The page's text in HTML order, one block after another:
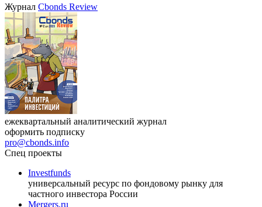
VIII международная конференция «Рынок капитала
Республики Узбекистан»
17.09.2026, Ташкент
ЖурналCbonds Review
оформить подписку
pro@cbonds.info
Спец проекты